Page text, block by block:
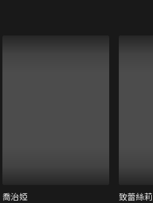
喬治婭 致蕾絲莉